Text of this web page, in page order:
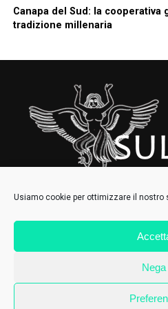
Usiamo cookie per ottimizzare il nostro
Nega
Canapa del Sud: la cooperativa
tradizione millenaria
SulSud.it © 2021 -